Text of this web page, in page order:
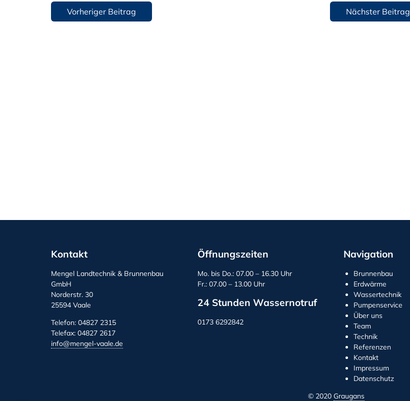
Beitragsnavigation
Vorheriger Beitrag Nächster Beitrag
Kontakt
Mengel Landtechnik & Brunnenbau
GmbH
Norderstr. 30
25594 Vaale
Telefon: 04827 2315
Telefax: 04827 2617
info@mengel-vaale.de
Öffnungszeiten
Mo. bis Do.: 07.00 – 16.30 Uhr
Fr.: 07.00 – 13.00 Uhr
24 Stunden Wassernotruf
0173 6292842
Navigation
Brunnenbau
Erdwärme
Wassertechnik
Pumpenservice
Über uns
Team
Technik
Referenzen
Kontakt
Impressum
Datenschutz
© 2020 Graugans